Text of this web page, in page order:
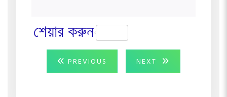
শেয়ার করুন
Post
navigation
PREVIOUS PREVIOUS
POST:
NEXT
NEXT
POST: